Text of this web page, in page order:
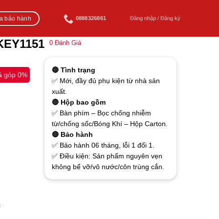
bảo hành 0888326861 Đăng nhập / Đăng ký
0 Đánh Giá
góp 0%
🔴 Tình trạng
✅ Mới, đầy đủ phụ kiện từ nhà sản
xuất.
🔴 Hộp bao gồm
✅ Bàn phím – Bọc chống nhiễm
từ/chống sốc/Bóng Khí – Hộp Carton.
🔴 Bảo hành
✅ Bảo hành 06 tháng, lỗi 1 đổi 1.
✅ Điều kiện: Sản phẩm nguyên vẹn
không bể vỡ/vô nước/côn trùng cắn.